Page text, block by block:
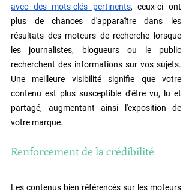
avec des mots-clés pertinents, ceux-ci ont
plus de chances d'apparaître dans les
résultats des moteurs de recherche lorsque
les journalistes, blogueurs ou le public
recherchent des informations sur vos sujets.
Une meilleure visibilité signifie que votre
contenu est plus susceptible d'être vu, lu et
partagé, augmentant ainsi l'exposition de
votre marque.
Renforcement de la crédibilité
Les contenus bien référencés sur les moteurs